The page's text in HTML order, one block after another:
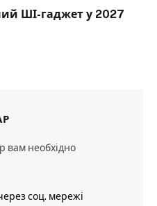
ШІ-гаджет у 2027
вам необхідно
соц. мережі